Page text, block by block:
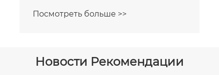
Посмотреть больше >>
Новости Рекомендации